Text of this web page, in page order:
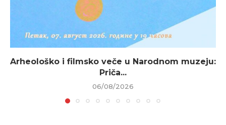
Arheološko i filmsko veče u Narodnom muzeju:
Priča...
06/08/2026